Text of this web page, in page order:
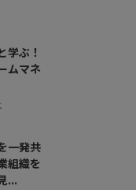
ぶ！
ムマネ
一発共
組織を
...